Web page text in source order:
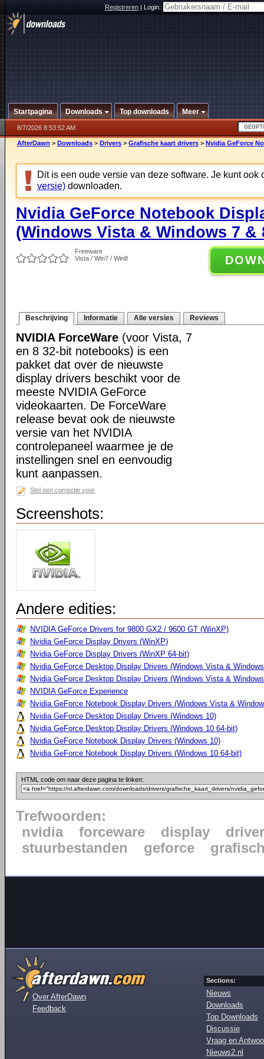
Registreren|Login:
Startpagina Downloads Top downloads Meer
8/7/2026 8:53:52 AM
AfterDawn > Downloads > Drivers > Grafische kaart drivers > Nvidia GeForce
Dit is een oude versie van deze software. Je kunt ook
versie) downloaden.
Nvidia GeForce Notebook
(Windows Vista & Windows 7 &
Freeware
Vista / Win7 / Win8
Beschrijving Informatie Alle versies Reviews
NVIDIA ForceWare (voor Vista, 7
en 8 32-bit notebooks) is een
pakket dat over de nieuwste
display drivers beschikt voor de
meeste NVIDIA GeForce
videokaarten. De ForceWare
release bevat ook de nieuwste
versie van het NVIDIA
controlepaneel waarmee je de
instellingen snel en eenvoudig
kunt aanpassen.
Stel een correctie voor
Screenshots:
Andere edities:
NVIDIA GeForce Drivers for 9800 GX2 / 9600 GT (WinXP)
Nvidia GeForce Display Drivers (WinXP)
Nvidia GeForce Display Drivers (WinXP 64-bit)
Nvidia GeForce Desktop Display Drivers (Windows Vista &
Nvidia GeForce Desktop Display Drivers (Windows Vista &
NVIDIA GeForce Experience
Nvidia GeForce Notebook Display Drivers (Windows Vista &
Nvidia GeForce Desktop Display Drivers (Windows 10)
Nvidia GeForce Desktop Display Drivers (Windows 10 64-bit)
Nvidia GeForce Notebook Display Drivers (Windows 10)
Nvidia GeForce Notebook Display Drivers (Windows 10 64-bit)
HTML code om naar deze pagina te linken:
Trefwoorden:
nvidia
forceware display
driver
stuurbestanden
geforce
Over AfterDawn
Feedback
Sections:
Nieuws
Downloads
Top Downloads
Discussie
Vraag en
Nieuws2.nl